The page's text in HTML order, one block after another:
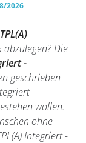
2026
Die
-
geschrieben
-
wollen.
ohne
Integriert -